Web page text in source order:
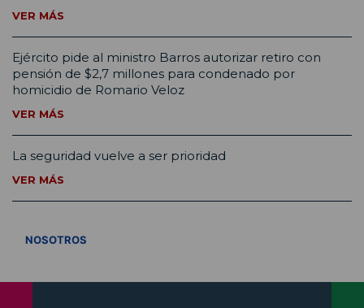
VER MÁS
Ejército pide al ministro Barros autorizar retiro con
pensión de $2,7 millones para condenado por
homicidio de Romario Veloz
VER MÁS
La seguridad vuelve a ser prioridad
VER MÁS
NOSOTROS